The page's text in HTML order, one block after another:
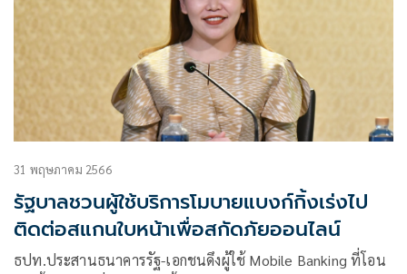
31 พฤษภาคม 2566
รัฐบาลชวนผู้ใช้บริการโมบายแบงก์กิ้งเร่งไป
ติดต่อสแกนใบหน้าเพื่อสกัดภัยออนไลน์
ธปท.ประสานธนาคารรัฐ-เอกชนดึงผู้ใช้ Mobile Banking ที่โอน